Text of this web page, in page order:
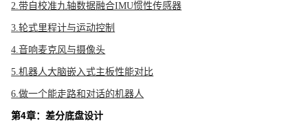
2.带自校准九轴数据融合IMU惯性传感器
3.轮式里程计与运动控制
4.音响麦克风与摄像头
5.机器人大脑嵌入式主板性能对比
6.做一个能走路和对话的机器人
第4章：差分底盘设计